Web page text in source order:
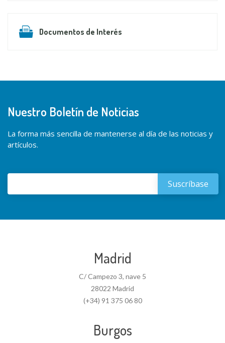
Documentos de Interés
Nuestro Boletín de Noticias
La forma más sencilla de mantenerse al día de las noticias y
artículos.
Madrid
C/ Campezo 3, nave 5
28022 Madrid
(+34) 91 375 06 80
Burgos